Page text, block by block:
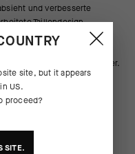
und verbesserte
Taillendesign
egal ob beim Anstieg, auf
Details stellen
zum Ausgangspunkt sicher.
site, but it appears
US.
proceed?
SITE.